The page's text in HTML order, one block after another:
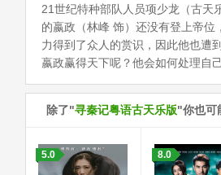
21世纪特种部队人员项少龙（古天
的嬴政（林峰 饰）还没有登上帝
力得到了众人的赏识，因此他也遭
嬴政赢得天下呢？他会如何处理自
除了"寻秦记粤语古天乐版"你也可
5.0 8.0